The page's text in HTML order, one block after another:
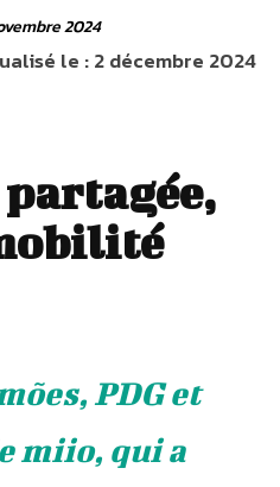
2024
le :2 décembre 2024
PDG et
miio, qui a